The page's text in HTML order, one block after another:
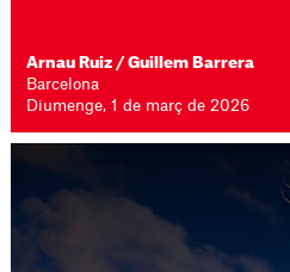
Arnau Ruiz /Guillem Barrera
Barcelona
Diumenge, 1 de març de 2026